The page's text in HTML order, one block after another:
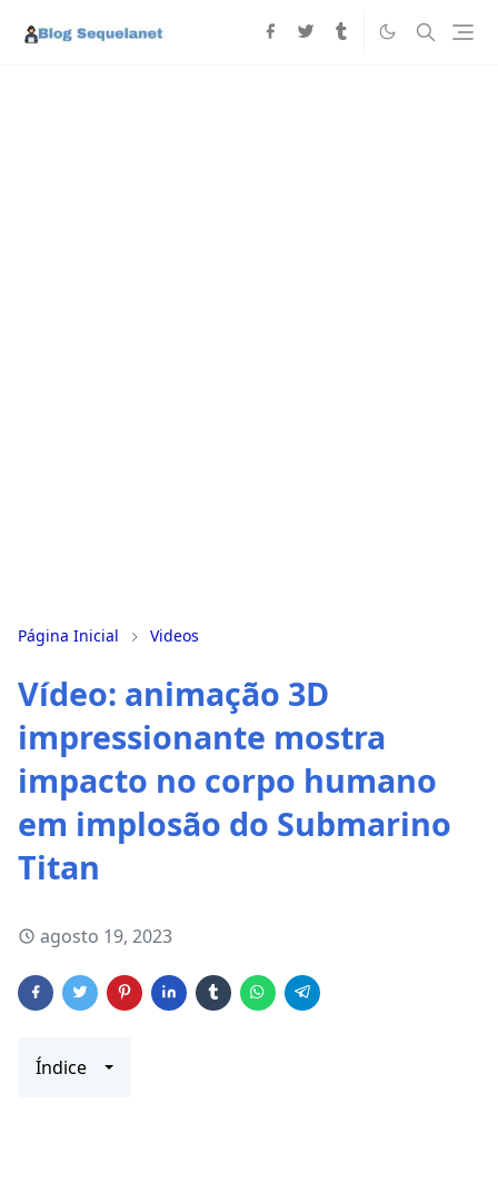
Página Inicial Videos
Vídeo: animação 3D
impressionante mostra
impacto no corpo humano
em implosão do Submarino
Titan
agosto 19, 2023
Índice